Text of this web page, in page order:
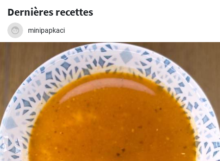
Dernières recettes
minipapkaci